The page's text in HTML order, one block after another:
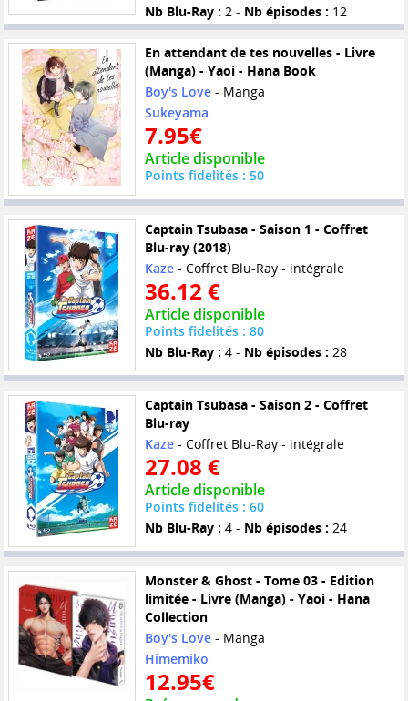
Nb Blu-Ray : 2 - Nb épisodes : 12
En attendant de tes nouvelles - Livre
(Manga) - Yaoi - Hana Book
Boy's Love- Manga
Sukeyama
7.95€
Article disponible
Points fidelités : 50
Captain Tsubasa - Saison 1 - Coffret
Blu-ray (2018)
Kaze- Coffret Blu-Ray - intégrale
36.12 €
Article disponible
Points fidelités : 80
Nb Blu-Ray : 4 - Nb épisodes : 28
Captain Tsubasa - Saison 2 - Coffret
Blu-ray
Kaze- Coffret Blu-Ray - intégrale
27.08 €
Article disponible
Points fidelités : 60
Nb Blu-Ray : 4 - Nb épisodes : 24
Monster & Ghost - Tome 03 - Edition
limitée - Livre (Manga) - Yaoi - Hana
Collection
Boy's Love- Manga
Himemiko
12.95€